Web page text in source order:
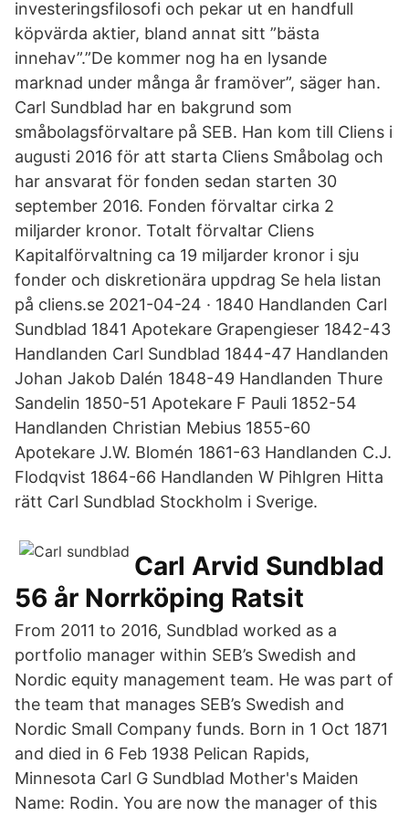
investeringsfilosofi och pekar ut en handfull
köpvärda aktier, bland annat sitt ”bästa
innehav”.”De kommer nog ha en lysande
marknad under många år framöver”, säger han.
Carl Sundblad har en bakgrund som
småbolagsförvaltare på SEB. Han kom till Cliens i
augusti 2016 för att starta Cliens Småbolag och
har ansvarat för fonden sedan starten 30
september 2016. Fonden förvaltar cirka 2
miljarder kronor. Totalt förvaltar Cliens
Kapitalförvaltning ca 19 miljarder kronor i sju
fonder och diskretionära uppdrag Se hela listan
på cliens.se 2021-04-24 · 1840 Handlanden Carl
Sundblad 1841 Apotekare Grapengieser 1842-43
Handlanden Carl Sundblad 1844-47 Handlanden
Johan Jakob Dalén 1848-49 Handlanden Thure
Sandelin 1850-51 Apotekare F Pauli 1852-54
Handlanden Christian Mebius 1855-60
Apotekare J.W. Blomén 1861-63 Handlanden C.J.
Flodqvist 1864-66 Handlanden W Pihlgren Hitta
rätt Carl Sundblad Stockholm i Sverige.
Carl Arvid Sundblad
56 år Norrköping Ratsit
From 2011 to 2016, Sundblad worked as a
portfolio manager within SEB’s Swedish and
Nordic equity management team. He was part of
the team that manages SEB’s Swedish and
Nordic Small Company funds. Born in 1 Oct 1871
and died in 6 Feb 1938 Pelican Rapids,
Minnesota Carl G Sundblad Mother's Maiden
Name: Rodin. You are now the manager of this